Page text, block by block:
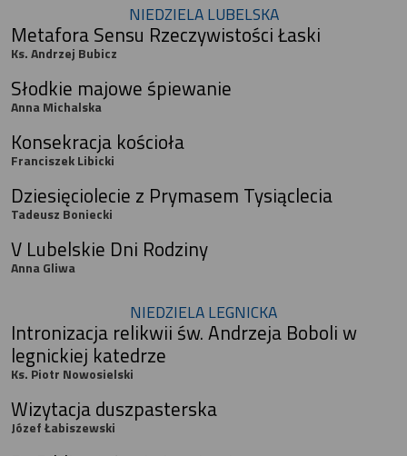
NIEDZIELA LUBELSKA
Metafora Sensu Rzeczywistości Łaski
Ks. Andrzej Bubicz
Słodkie majowe śpiewanie
Anna Michalska
Konsekracja kościoła
Franciszek Libicki
Dziesięciolecie z Prymasem Tysiąclecia
Tadeusz Boniecki
V Lubelskie Dni Rodziny
Anna Gliwa
NIEDZIELA LEGNICKA
Intronizacja relikwii św. Andrzeja Boboli w
legnickiej katedrze
Ks. Piotr Nowosielski
Wizytacja duszpasterska
Józef Łabiszewski